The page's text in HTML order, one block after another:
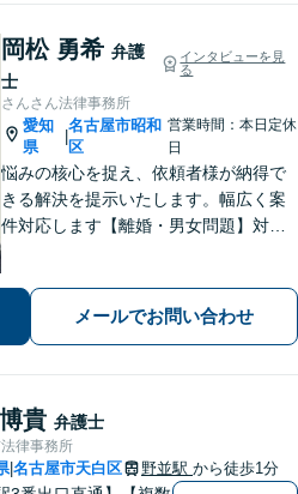
岡松 勇希 弁護
士
インタビューを見
る
さんさん法律事務所
愛知
県
|
名古屋市昭和
区
営業時間：本日定休
日
悩みの核心を捉え、依頼者様が納得で
きる解決を提示いたします。幅広く案
件対応します【離婚・男女問題】対応
業展開できるよう、法律家の視点でサ
ポートします！【御器所駅／桜山駅徒
メールでお問い合わせ
貴 弁護士
律事務所
|名古屋市天白区 野並駅 から徒歩1分